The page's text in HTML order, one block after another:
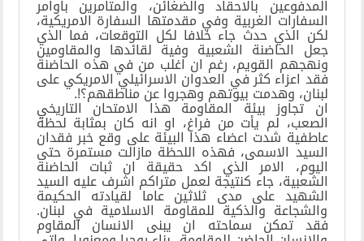
المدفوعين بالاحقاد والضغائن، والمتامرين باوامر
السفارات الغربية وفي مقدمتها السفارة الامريكية،
لكن الذي حدث جاء خلافا لكل التوقعات، فما الذي
جعل الحاضنة الشعبية وفية لقائدها والمقاومين
ونهجهم القويم، رغم ان اغلب من في هذه الحاضنة
فقد اعزاء كثر في العدوان الاسرائيلي الامريكي على
لبنان، وهدمت بيوتهم وهجروا عن مناطقهم؟!.
ان تجاوز بيئة المقاومة هذا الامتحان التاريخي
الصعب، لم يأت من فراغ، او انه كان بمثابة لحظة
عاطفية شدت اعضاء هذا البيئة على وقع خبر فقدان
السيد الاسمى، فهذه اللحظة مازالت مستمرة حتى
اليوم، الامر الذي اكد حقيقة ان ثبات الحاضنة
الشعبية، جاء كنتيجة لعمل متراكم اشرف عليه السيد
الشهيد على مدى ثلاثين عاما لقيادته الحكيمة
والشجاعة والذكية للمقاومة الاسلامية في لبنان.
فقد تمكن سماحته ان يبنى الانسان المقاوم